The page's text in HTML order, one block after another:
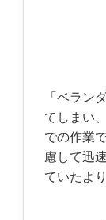
「ベラン
てしまい
での作業
慮して迅
ていたよ